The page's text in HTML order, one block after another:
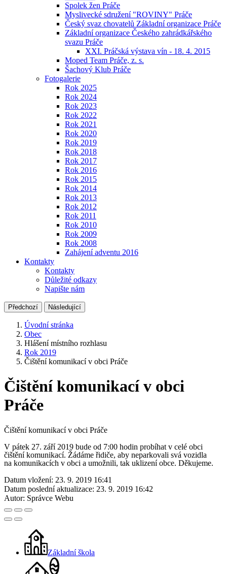
Spolek žen Práče
Myslivecké sdružení "ROVINY" Práče
Český svaz chovatelů Základní organizace Práče
Základní organizace Českého zahrádkářského
svazu Práče
XXI. Práčská výstava vín - 18. 4. 2015
Moped Team Práče, z. s.
Šachový Klub Práče
Fotogalerie
Rok 2025
Rok 2024
Rok 2023
Rok 2022
Rok 2021
Rok 2020
Rok 2019
Rok 2018
Rok 2017
Rok 2016
Rok 2015
Rok 2014
Rok 2013
Rok 2012
Rok 2011
Rok 2010
Rok 2009
Rok 2008
Zahájení adventu 2016
Kontakty
Kontakty
Důležité odkazy
Napište nám
Předchozí Následující
Úvodní stránka
Obec
Hlášení místního rozhlasu
Rok 2019
Čištění komunikací v obci Práče
Čištění komunikací v obci
Práče
Čištění komunikací v obci Práče
V pátek 27. září 2019 bude od 7:00 hodin probíhat v celé obci
čištění komunikací. Žádáme řidiče, aby neparkovali svá vozidla
na komunikacích v obci a umožnili, tak uklizení obce. Děkujeme.
Datum vložení: 23. 9. 2019 16:41
Datum poslední aktualizace: 23. 9. 2019 16:42
Autor: Správce Webu
Základní škola